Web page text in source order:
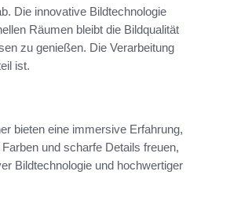
Die innovative Bildtechnologie
Räumen bleibt die Bildqualität
zu genießen. Die Verarbeitung
ist.
bieten eine immersive Erfahrung,
und scharfe Details freuen,
Bildtechnologie und hochwertiger